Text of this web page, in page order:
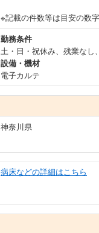
※記載の件数等は目安の数
勤務条件
土・日・祝休み、残業なし
設備・機材
電子カルテ
神奈川県
病床などの詳細はこちら